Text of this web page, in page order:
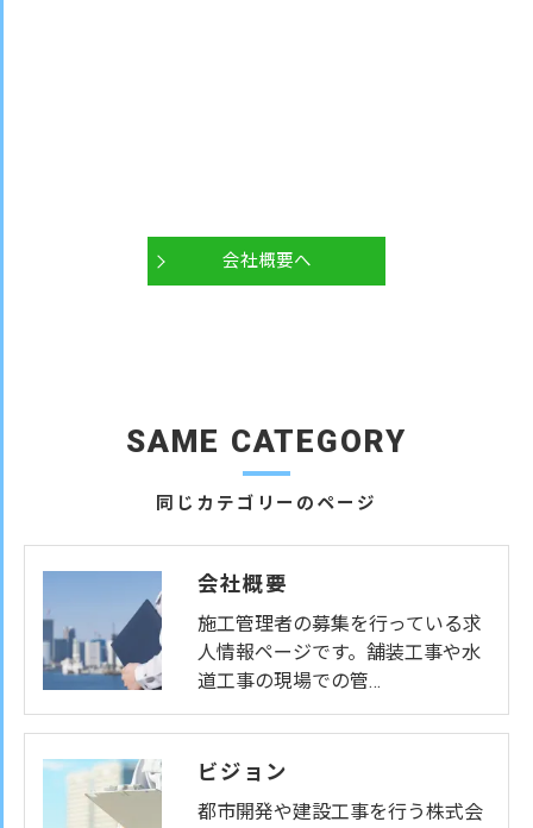
会社概要へ
同じカテゴリーのページ
SAME CATEGORY
会社概要
施工管理者の募集を行っている求
人情報ページです。舗装工事や水
道工事の現場での管…
ビジョン
都市開発や建設工事を行う株式会